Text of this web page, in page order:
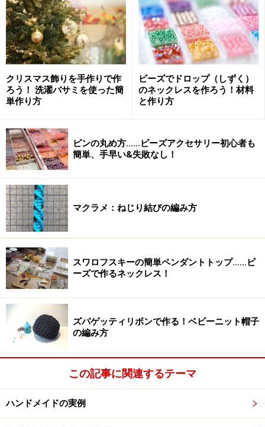
クリスマス飾りを手作りで作
ろう！ 洗濯バサミを使った簡
単作り方
ビーズでドロップ（しずく）
のネックレスを作ろう！材料
と作り方
ピンの丸め方……ビーズアクセサリー初心者も
簡単、手早い&失敗なし！
マクラメ：ねじり結びの編み方
スワロフスキーの簡単ペンダントトップ……ビ
ーズで作るネックレス！
ズパゲッティリボンで作る！ベビーニット帽子
の編み方
この記事に関連するテーマ
ハンドメイドの実例